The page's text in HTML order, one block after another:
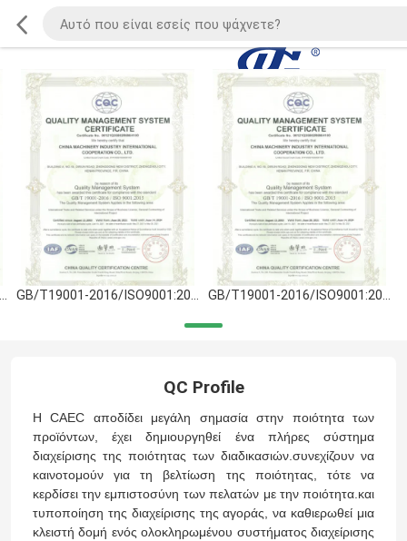
ISO9001:2015 GB/T19001-2016/ISO9001:2015 GB/T19001-2016/ISO9001:2015
QC Profile
Η CAEC αποδίδει μεγάλη σημασία στην ποιότητα των
προϊόντων, έχει δημιουργηθεί ένα πλήρες σύστημα
διαχείρισης της ποιότητας των διαδικασιών.συνεχίζουν να
καινοτομούν για τη βελτίωση της ποιότητας, τότε να
κερδίσει την εμπιστοσύνη των πελατών με την ποιότητα.και
τυποποίηση της διαχείρισης της αγοράς, να καθιερωθεί μια
κλειστή δομή ενός ολοκληρωμένου συστήματος διαχείρισης